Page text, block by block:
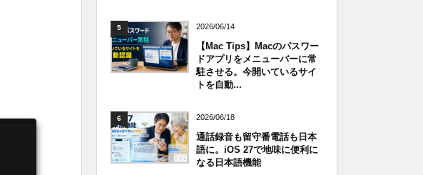
5 2026/06/14
【Mac Tips】Macのパスワー
ドアプリをメニューバーに常
駐させる。今開いているサイ
トを自動...
6 2026/06/18
通話録音も留守番電話も日本
語に。iOS 27で地味に便利に
なる日本語機能